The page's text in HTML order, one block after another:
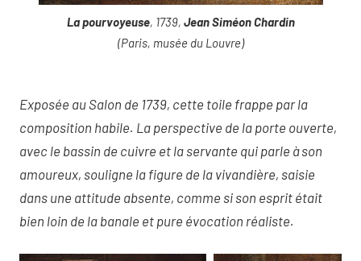
La pourvoyeuse, 1739, Jean Siméon Chardin
(Paris, musée du Louvre)
Exposée au Salon de 1739, cette toile frappe par la
composition habile. La perspective de la porte ouverte,
avec le bassin de cuivre et la servante qui parle à son
amoureux, souligne la figure de la vivandière, saisie
dans une attitude absente, comme si son esprit était
bien loin de la banale et pure évocation réaliste.